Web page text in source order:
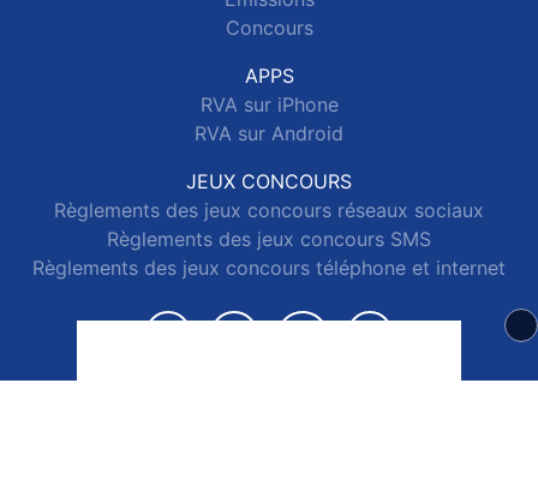
Concours
APPS
RVA sur iPhone
RVA sur Android
JEUX CONCOURS
Règlements des jeux concours réseaux sociaux
Règlements des jeux concours SMS
Règlements des jeux concours téléphone et internet